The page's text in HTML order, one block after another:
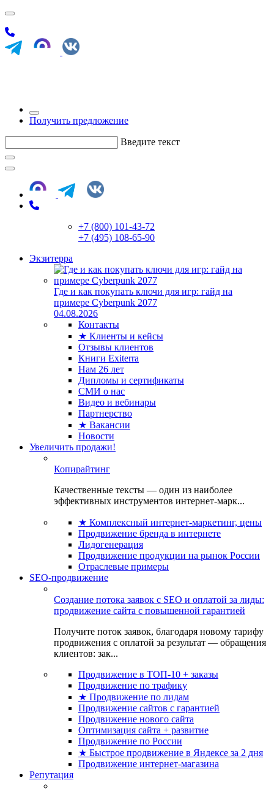
Получить предложение
Введите текст
+7 (800) 101-43-72
+7 (495) 108-65-90
Экзитерра
Где и как покупать ключи для игр: гайд на
примере Cyberpunk 2077
04.08.2026
Контакты
★ Клиенты и кейсы
Отзывы клиентов
Книги Exiterra
Нам 26 лет
Дипломы и сертификаты
СМИ о нас
Видео и вебинары
Партнерство
★ Вакансии
Новости
Увеличить продажи!
Копирайтинг
Качественные тексты — один из наиболее
эффективных инструментов интернет-марк...
★ Комплексный интернет-маркетинг, цены
Продвижение бренда в интернете
Лидогенерация
Продвижение продукции на рынок России
Отраслевые примеры
SEO-продвижение
Создание потока заявок с SEO и оплатой за лиды:
продвижение сайта с повышенной гарантией
Получите поток заявок, благодаря новому тарифу
продвижения с оплатой за результат — обращения
клиентов: зак...
Продвижение в ТОП-10 + заказы
Продвижение по трафику
★ Продвижение по лидам
Продвижение сайтов с гарантией
Продвижение нового сайта
Оптимизация сайта + развитие
Продвижение по России
★ Быстрое продвижение в Яндексе за 2 дня
Продвижение интернет-магазина
Репутация